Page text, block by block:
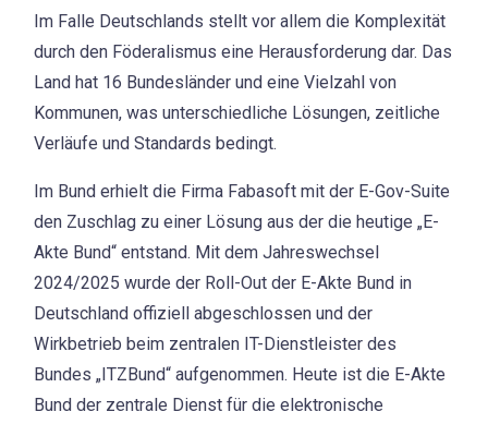
Im Falle Deutschlands stellt vor allem die Komplexität
durch den Föderalismus eine Herausforderung dar. Das
Land hat 16 Bundesländer und eine Vielzahl von
Kommunen, was unterschiedliche Lösungen, zeitliche
Verläufe und Standards bedingt.
Im Bund erhielt die Firma Fabasoft mit der E-Gov-Suite
den Zuschlag zu einer Lösung aus der die heutige „E-
Akte Bund“ entstand. Mit dem Jahreswechsel
2024/2025 wurde der Roll-Out der E-Akte Bund in
Deutschland offiziell abgeschlossen und der
Wirkbetrieb beim zentralen IT-Dienstleister des
Bundes „ITZBund“ aufgenommen. Heute ist die E-Akte
Bund der zentrale Dienst für die elektronische